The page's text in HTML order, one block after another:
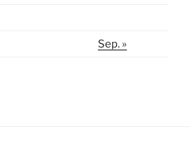
Sep. »